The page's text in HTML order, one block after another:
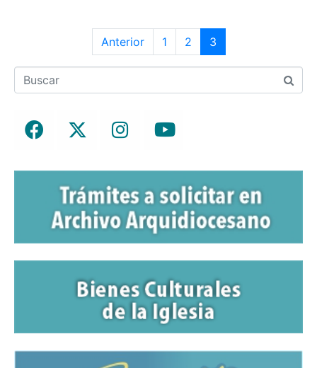
Anterior 1 2 3